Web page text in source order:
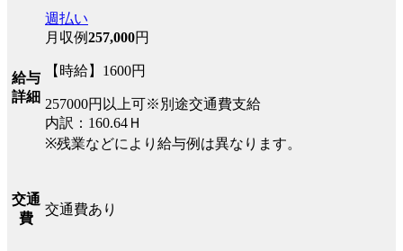
給与
詳細
週払い
月収例257,000円
【時給】1600円
257000円以上可※別途交通費支給
内訳：160.64Ｈ
※残業などにより給与例は異なります。
交通
費
交通費あり